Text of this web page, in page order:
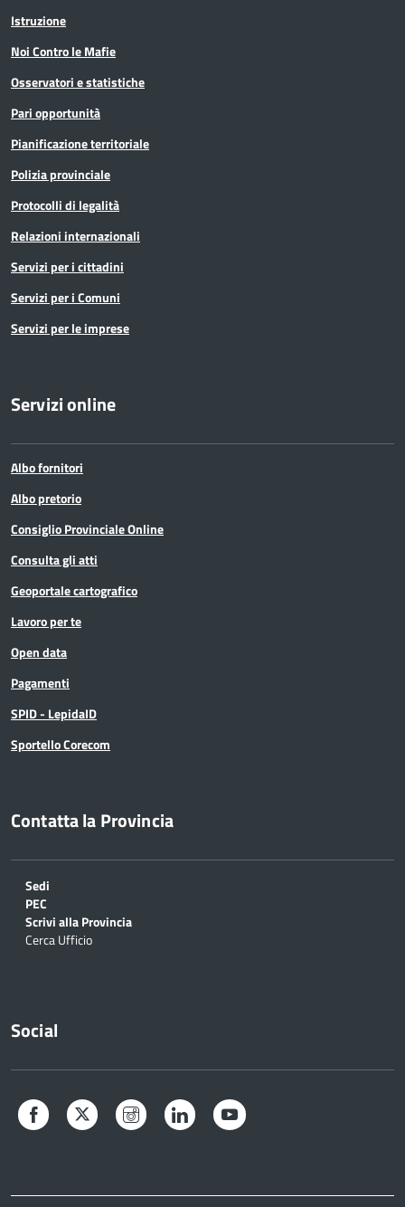
Istruzione
Noi Contro le Mafie
Osservatori e statistiche
Pari opportunità
Pianificazione territoriale
Polizia provinciale
Protocolli di legalità
Relazioni internazionali
Servizi per i cittadini
Servizi per i Comuni
Servizi per le imprese
Servizi online
Albo fornitori
Albo pretorio
Consiglio Provinciale Online
Consulta gli atti
Geoportale cartografico
Lavoro per te
Open data
Pagamenti
SPID - LepidaID
Sportello Corecom
Contatta la Provincia
Sedi
PEC
Scrivi alla Provincia
Cerca Ufficio
Social
Facebook Twitter Instagram LinkedIn